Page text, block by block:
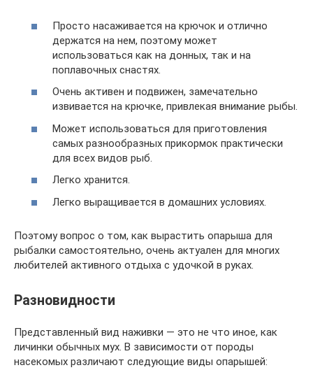
Просто насаживается на крючок и отлично
держатся на нем, поэтому может
использоваться как на донных, так и на
поплавочных снастях.
Очень активен и подвижен, замечательно
извивается на крючке, привлекая внимание рыбы.
Может использоваться для приготовления
самых разнообразных прикормок практически
для всех видов рыб.
Легко хранится.
Легко выращивается в домашних условиях.
Поэтому вопрос о том, как вырастить опарыша для
рыбалки самостоятельно, очень актуален для многих
любителей активного отдыха с удочкой в руках.
Разновидности
Представленный вид наживки — это не что иное, как
личинки обычных мух. В зависимости от породы
насекомых различают следующие виды опарышей: